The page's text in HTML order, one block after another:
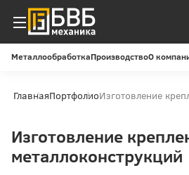
МеталлообработкаПроизводствоО
ГлавнаяПортфолиоИзготовление
Изготовление
металлоконструкций